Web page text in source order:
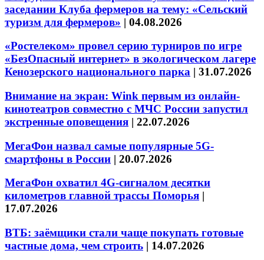
заседании Клуба фермеров на тему: «Сельский
туризм для фермеров» | 04.08.2026
«Ростелеком» провел серию турниров по игре
«БезОпасный интернет» в экологическом лагере
Кенозерского национального парка | 31.07.2026
Внимание на экран: Wink первым из онлайн-
кинотеатров совместно с МЧС России запустил
экстренные оповещения | 22.07.2026
МегаФон назвал самые популярные 5G-
смартфоны в России | 20.07.2026
МегаФон охватил 4G-сигналом десятки
километров главной трассы Поморья |
17.07.2026
ВТБ: заёмщики стали чаще покупать готовые
частные дома, чем строить | 14.07.2026